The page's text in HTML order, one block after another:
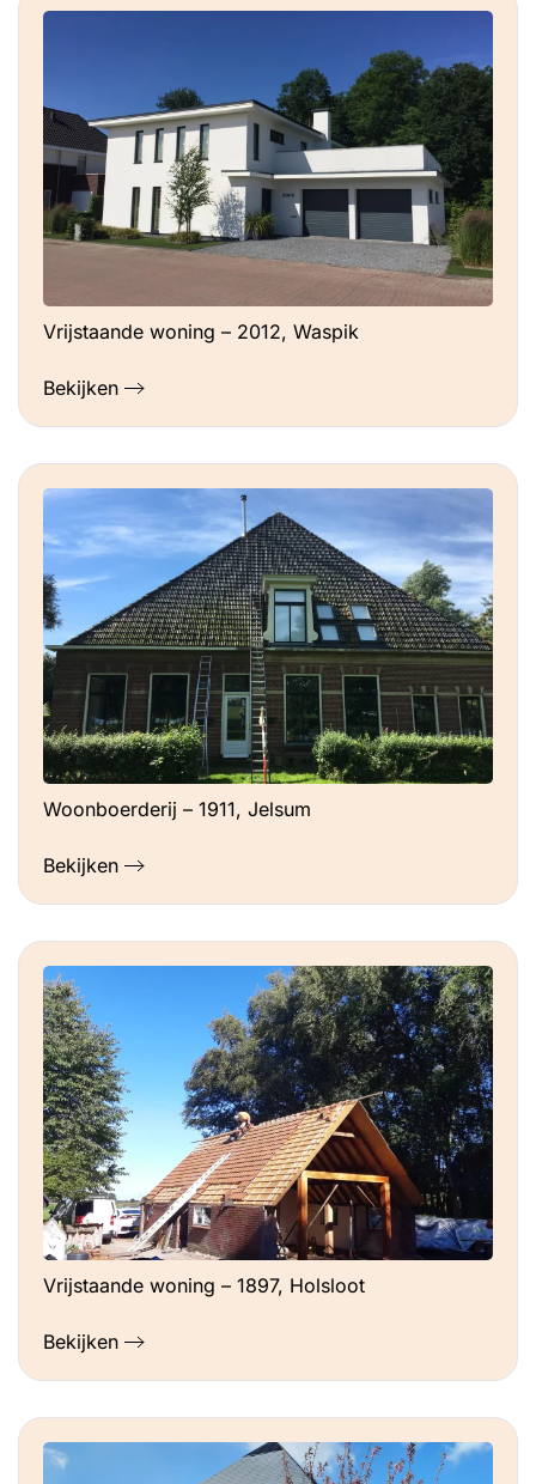
Vrijstaande woning – 2012, Waspik
Bekijken
Woonboerderij – 1911, Jelsum
Bekijken
Vrijstaande woning – 1897, Holsloot
Bekijken